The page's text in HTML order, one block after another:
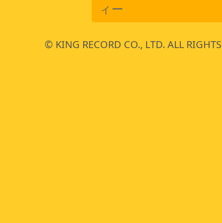
ィー
© KING RECORD CO., LTD. ALL RIGHTS